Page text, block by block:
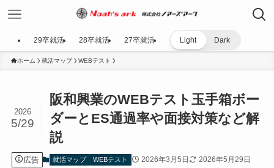
29卒就活 28卒就活 27卒就活 Light Dark
ホーム 就活マップ WEBテスト
阪和興業のWEBテスト玉手箱ボー
ダーとES通過率や面接対策など解
説
2026
5/29
広告 就活マップ WEBテスト 2026年3月5日 2026年5月29日